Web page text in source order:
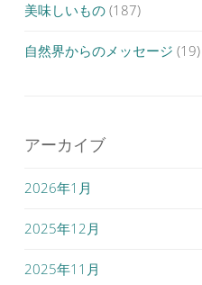
美味しいもの (187)
自然界からのメッセージ (19)
アーカイブ
2026年1月
2025年12月
2025年11月